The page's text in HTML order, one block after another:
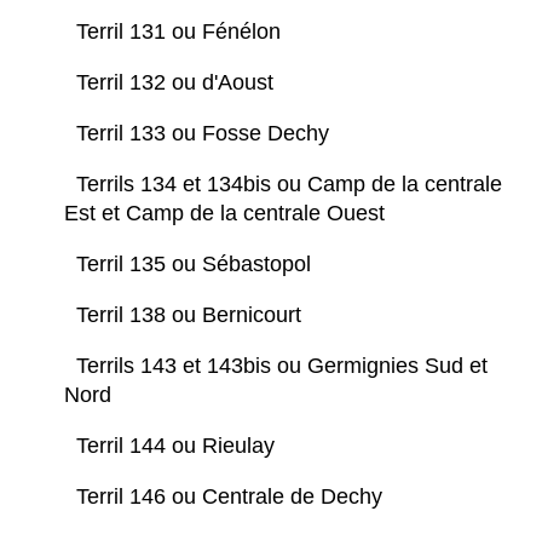
Terril 131 ou Fénélon
Terril 132 ou d'Aoust
Terril 133 ou Fosse Dechy
Terrils 134 et 134bis ou Camp de la centrale
Est et Camp de la centrale Ouest
Terril 135 ou Sébastopol
Terril 138 ou Bernicourt
Terrils 143 et 143bis ou Germignies Sud et
Nord
Terril 144 ou Rieulay
Terril 146 ou Centrale de Dechy